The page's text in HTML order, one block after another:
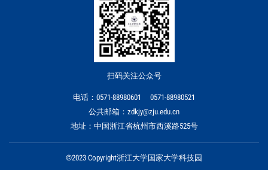
扫码关注公众号
电话：0571-88980601 0571-88980521
公共邮箱：zdkjy@zju.edu.cn
地址：中国浙江省杭州市西溪路525号
©2023 Copyright浙江大学国家大学科技园